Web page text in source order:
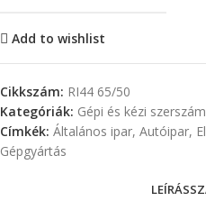
Add to wishlist
Cikkszám: RI44 65/50
Kategóriák: Gépi és kézi
Címkék: Általános ipar, Autóipar,
Gépgyártás
LEÍRÁS